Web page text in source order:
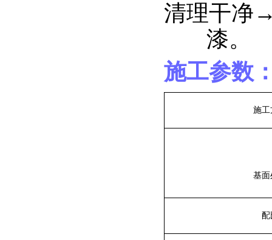
清理干净
漆。
施工参数
施工
基面
配